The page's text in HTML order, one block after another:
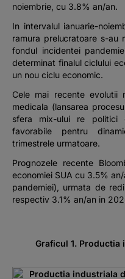
noiembrie, cu 3.8% an/an.
In intervalul ianuarie-
ramura prelucratoare s-au
fondul incidentei
determinat finalul ciclului
un nou ciclu economic.
Cele mai recente evolutii
medicala (lansarea
sfera mix-ului re politici
favorabile pentru
trimestrele urmatoare.
Prognozele recente
economiei SUA cu 3.5%
pandemiei), urmata de
respectiv 3.1% an/an in
Graficul 1. Productia